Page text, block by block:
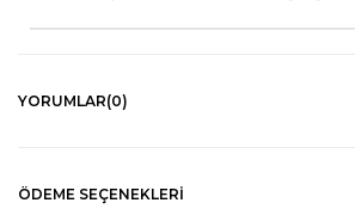
YORUMLAR(0)
ÖDEME SEÇENEKLERI